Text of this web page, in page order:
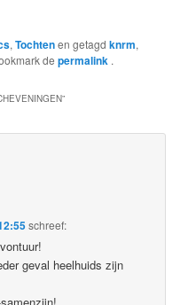
,Tochtenen getagdknrm,
depermalink .
”
schreef:
geval heelhuids zijn